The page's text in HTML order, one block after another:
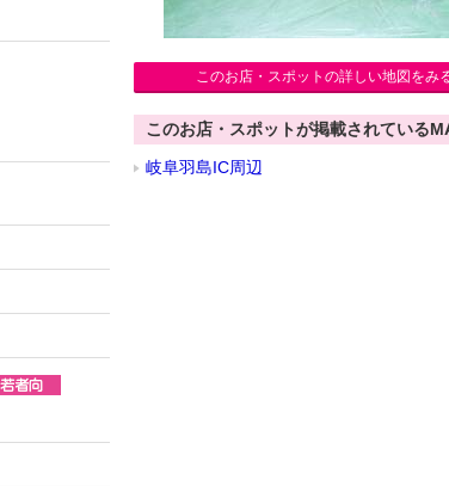
このお店・スポットの詳しい地図をみ
このお店・スポットが掲載されている
岐阜羽島IC周辺